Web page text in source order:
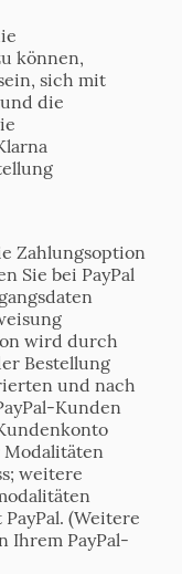
können,
sich mit
die
Zahlungsoption
Sie bei PayPal
wird durch
Bestellung
und nach
Kunden
Modalitäten
weitere
(Weitere
Ihrem PayPal-